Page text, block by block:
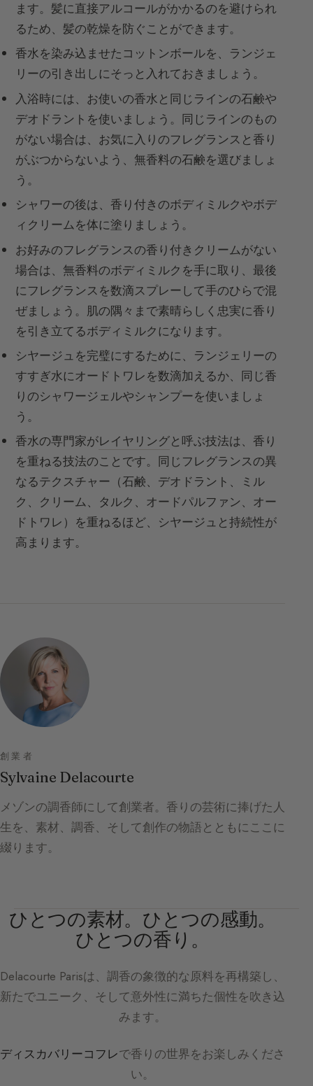
ます。髪に直接アルコールがかかるのを避けられ
るため、髪の乾燥を防ぐことができます。
香水を染み込ませたコットンボールを、ランジェ
リーの引き出しにそっと入れておきましょう。
入浴時には、お使いの香水と同じラインの石鹸や
デオドラントを使いましょう。同じラインのもの
がない場合は、お気に入りのフレグランスと香り
がぶつからないよう、無香料の石鹸を選びましょ
う。
シャワーの後は、香り付きのボディミルクやボデ
ィクリームを体に塗りましょう。
お好みのフレグランスの香り付きクリームがない
場合は、無香料のボディミルクを手に取り、最後
にフレグランスを数滴スプレーして手のひらで混
ぜましょう。肌の隅々まで素晴らしく忠実に香り
を引き立てるボディミルクになります。
シヤージュを完璧にするために、ランジェリーの
すすぎ水にオードトワレを数滴加えるか、同じ香
りのシャワージェルやシャンプーを使いましょ
う。
香水の専門家がレイヤリングと呼ぶ技法は、香り
を重ねる技法のことです。同じフレグランスの異
なるテクスチャー（石鹸、デオドラント、ミル
ク、クリーム、タルク、オードパルファン、オー
ドトワレ）を重ねるほど、シヤージュと持続性が
高まります。
創業者
Sylvaine Delacourte
メゾンの調香師にして創業者。香りの芸術に捧げた人
生を、素材、調香、そして創作の物語とともにここに
綴ります。
ひとつの素材。ひとつの感動。
ひとつの香り。
Delacourte Parisは、調香の象徴的な原料を再構築し、
新たでユニーク、そして意外性に満ちた個性を吹き込
みます。
ディスカバリーコフレで香りの世界をお楽しみくださ
い。